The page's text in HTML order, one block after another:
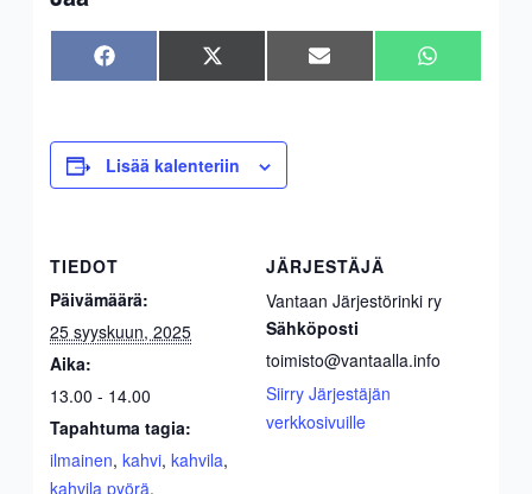
Share
on
Facebook Share
on
X
(Twitter)
Share
on
Sähköposti Share
on
WhatsApp
Lisää kalenteriin
TIEDOT
Päivämäärä:
25 syyskuun, 2025
Aika:
13.00 - 14.00
Tapahtuma tagia:
ilmainen,kahvi,kahvila,
kahvila pyörä,
JÄRJESTÄJÄ
Vantaan Järjestörinki ry
Sähköposti
toimisto@vantaalla.info
Siirry Järjestäjän
verkkosivuille